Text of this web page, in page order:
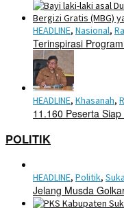
HEADLINE, Nasional,
Terinspirasi
HEADLINE, Khasanah,
11.160 Peserta
POLITIK
HEADLINE, Politik,
Jelang Musda